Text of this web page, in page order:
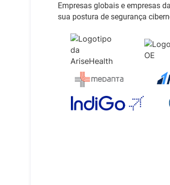
Empresas globais e empresas
sua postura de segurança